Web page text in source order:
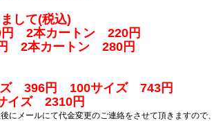
して(税込)
2本カートン 220円
2本カートン 280円
396円 100サイズ 743円
イズ 2310円
にメールにて代金変更のご連絡をさせて頂きますので